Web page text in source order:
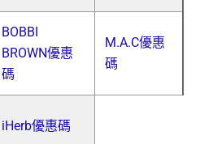
BOBBI
BROWN優惠
碼
M.A.C優惠
碼
iHerb優惠碼